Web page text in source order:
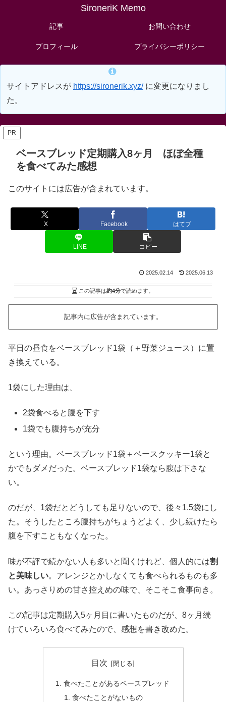
SironeriK Memo
記事 お問い合わせ
プロフィール プライバシーポリシー
サイトアドレスが https://sironerik.xyz/に変更になりまし
た。
PR
ベースブレッド定期購入8ヶ月 ほぼ全種
を食べてみた感想
このサイトには広告が含まれています。
X Facebook はてブ
LINE コピー
2025.02.14 2025.06.13
この記事は約4分で読めます。
記事内に広告が含まれています。
平日の昼食をベースブレッド1袋（＋野菜ジュース）に置
き換えている。
1袋にした理由は、
2袋食べると腹を下す
1袋でも腹持ちが充分
という理由。ベースブレッド1袋＋ベースクッキー1袋と
かでもダメだった。ベースブレッド1袋なら腹は下さな
い。
のだが、1袋だとどうしても足りないので、後々1.5袋にし
た。そうしたところ腹持ちがちょうどよく、少し続けたら
腹を下すこともなくなった。
味が不評で続かない人も多いと聞くけれど、個人的には割
と美味しい。アレンジとかしなくても食べられるものも多
い。あっさりめの甘さ控えめの味で、そこそこ食事向き。
この記事は定期購入5ヶ月目に書いたものだが、8ヶ月続
けていろいろ食べてみたので、感想を書き改めた。
目次
食べたことがあるベースブレッド
食べたことがないもの